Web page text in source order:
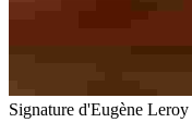
Signature d'Eugène Leroy